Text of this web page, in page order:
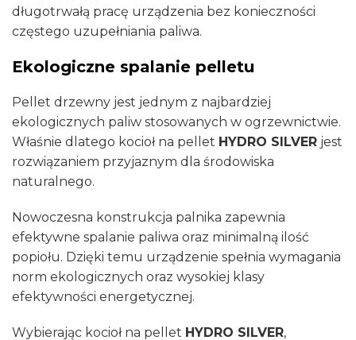
długotrwałą pracę urządzenia bez konieczności
częstego uzupełniania paliwa.
Ekologiczne spalanie pelletu
Pellet drzewny jest jednym z najbardziej
ekologicznych paliw stosowanych w ogrzewnictwie.
Właśnie dlatego kocioł na pellet HYDRO SILVER jest
rozwiązaniem przyjaznym dla środowiska
naturalnego.
Nowoczesna konstrukcja palnika zapewnia
efektywne spalanie paliwa oraz minimalną ilość
popiołu. Dzięki temu urządzenie spełnia wymagania
norm ekologicznych oraz wysokiej klasy
efektywności energetycznej.
Wybierając kocioł na pellet HYDRO SILVER,